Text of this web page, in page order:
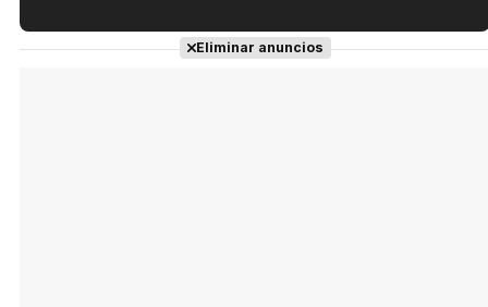
Tráiler en español de 'La isla olvidada'
Eliminar anuncios